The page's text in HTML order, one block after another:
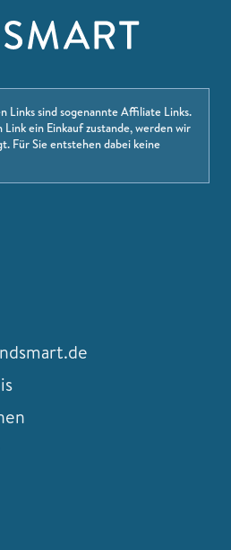
Links sind sogenannte Affiliate Links.
ein Einkauf zustande, werden wir
Für Sie entstehen dabei keine